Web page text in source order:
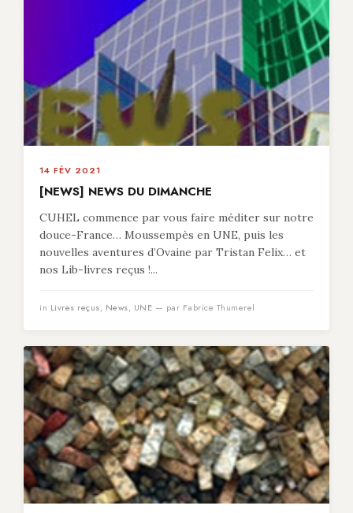
14 FÉV 2021
[NEWS] NEWS DU DIMANCHE
CUHEL commence par vous faire méditer sur notre
douce-France… Moussempès en UNE, puis les
nouvelles aventures d’Ovaine par Tristan Felix… et
nos Lib-livres reçus !...
in Livres reçus, News, UNE — par Fabrice Thumerel